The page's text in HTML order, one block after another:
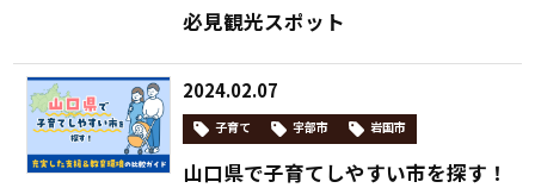
必見観光スポット
2024.02.07
子育て 宇部市 岩国市
山口県で子育てしやすい市を探す！